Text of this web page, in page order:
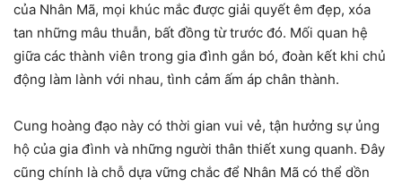
của Nhân Mã, mọi khúc mắc được giải quyết êm đẹp, xóa
tan những mâu thuẫn, bất đồng từ trước đó. Mối quan hệ
giữa các thành viên trong gia đình gắn bó, đoàn kết khi chủ
động làm lành với nhau, tình cảm ấm áp chân thành.
Cung hoàng đạo này có thời gian vui vẻ, tận hưởng sự ủng
hộ của gia đình và những người thân thiết xung quanh. Đây
cũng chính là chỗ dựa vững chắc để Nhân Mã có thể dồn